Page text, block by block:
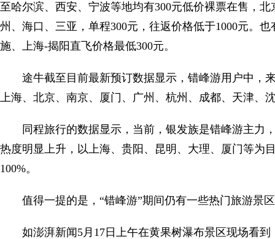
至哈尔滨、西安、宁波等地均有300元低价裸票在售，
州、海口、三亚，单程300元，往返价格低于1000元。
施、上海-揭阳直飞价格最低300元。
途牛截至目前最新预订数据显示，错峰游用户中，
上海、北京、南京、厦门、广州、杭州、成都、天津、
同程旅行的数据显示，当前，银发族是错峰游主力
热度明显上升，以上海、贵阳、昆明、大理、厦门等为
100%。
值得一提的是，“错峰游”期间仍有一些热门旅游景
如澎湃新闻5月17日上午在黄果树瀑布景区现场看